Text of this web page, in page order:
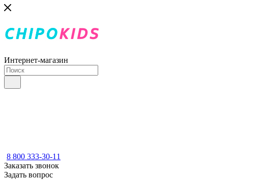
Интернет-магазин
8 800 333-30-11
Заказать звонок
Задать вопрос